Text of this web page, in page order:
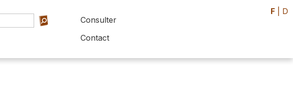
Consulter
Contact
F D